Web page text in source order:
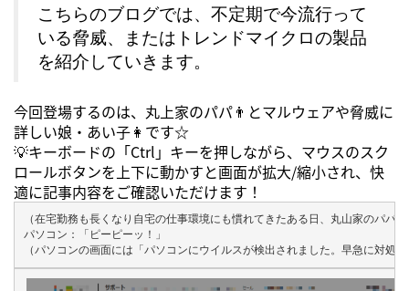
こちらのブログでは、不定期で今流行って
いる脅威、またはトレンドマイクロの製品
を紹介していきます。
今回登場するのは、丸上家のパパ👨とマルウェアや脅威に
詳しい娘・あい子👩です☆
💡キーボードの「Ctrl」キーを押しながら、マウスのスク
ロールボタンを上下に動かすと画面が拡大/縮小され、快
適に記事内容をご確認いただけます！
（在宅勤務も長くなり自宅の仕事環境にも慣れてきたある日、丸山家のパパ
パソコン：「ピーピーッ！」